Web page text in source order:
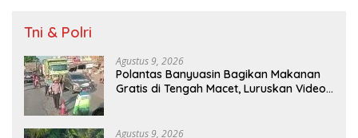
Tni & Polri
Agustus 9, 2026
Polantas Banyuasin Bagikan Makanan
Gratis di Tengah Macet, Luruskan Video
Agustus 9, 2026